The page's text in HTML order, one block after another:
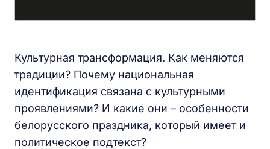
Культурная трансформация. Как меняются
традиции? Почему национальная
идентификация связана с культурными
проявлениями? И какие они – особенности
белорусского праздника, который имеет и
политическое подтекст?